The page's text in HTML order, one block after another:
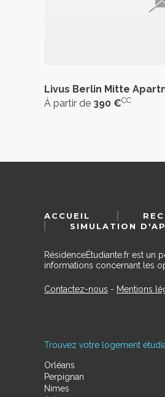
Livus Berlin Mitte
À partir de 390 €CC
ACCUEIL
SIMULATION
RésidenceÉtudiante.fr est un
informations concernant les
Contactez-nous - Mentions
Trouvez votre logement
Orléans
Perpignan
Nimes